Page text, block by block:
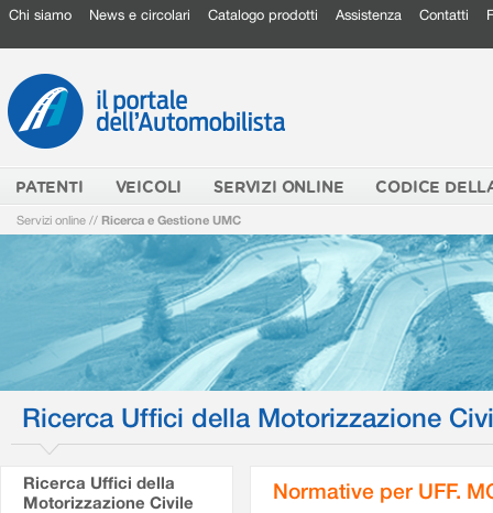
Chi siamo News e circolari Catalogo prodotti Assistenza Contatti
PATENTI VEICOLI SERVIZI ONLINE CODICE
Servizi online // Ricerca e Gestione UMC
Ricerca Uffici della Motorizzazione
Ricerca Uffici della
Motorizzazione Civile
Normative per UFF.